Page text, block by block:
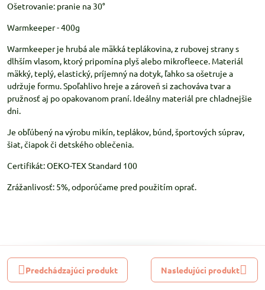
Ošetrovanie: pranie na 30°
Warmkeeper - 400g
Warmkeeper je hrubá ale mäkká teplákovina, z rubovej strany s
dlhším vlasom, ktorý pripomína plyš alebo mikrofleece. Materiál
mäkký, teplý, elastický, príjemný na dotyk, ľahko sa ošetruje a
udržuje formu. Spoľahlivo hreje a zároveň si zachováva tvar a
pružnosť aj po opakovanom praní. Ideálny materiál pre chladnejšie
dni.
Je obľúbený na výrobu mikín, teplákov, búnd, športových súprav,
šiat, čiapok či detského oblečenia.
Certifikát: OEKO-TEX Standard 100
Zrážanlivosť: 5%, odporúčame pred použitím oprať.
Predchádzajúci produkt Nasledujúci produkt